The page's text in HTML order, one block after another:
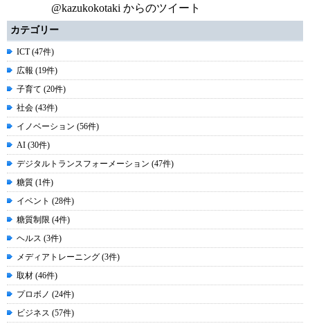
@kazukokotaki からのツイート
カテゴリー
ICT (47件)
広報 (19件)
子育て (20件)
社会 (43件)
イノベーション (56件)
AI (30件)
デジタルトランスフォーメーション (47件)
糖質 (1件)
イベント (28件)
糖質制限 (4件)
ヘルス (3件)
メディアトレーニング (3件)
取材 (46件)
プロボノ (24件)
ビジネス (57件)